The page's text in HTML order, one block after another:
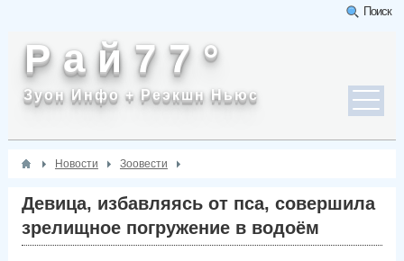
Поиск
Р а й 7 7 °
Зуон Инфо + Реэкшн Ньюс
Новости Зоовести
Девица, избавляясь от пса, совершила
зрелищное погружение в водоём